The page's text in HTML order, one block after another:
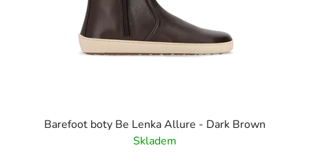
Barefoot boty Be Lenka Allure - Dark Brown
Skladem